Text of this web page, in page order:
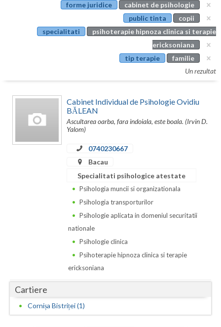
Cluj
Constanta
Ialomita
forme juridice
cabinet de psihologie
public tinta
copii
specialitati
psihoterapie hipnoza clinica si terapie
ericksoniana
tip terapie
familie
Un rezultat
Cabinet Individual de Psihologie Ovidiu
BĂLEAN
Ascultarea oarba, fara indoiala, este boala. (Irvin D.
Yalom)
0740230667
Bacau
Specialitati psihologice atestate
Psihologia muncii si organizationala
Psihologia transporturilor
Psihologie aplicata in domeniul securitatii
nationale
Psihologie clinica
Psihoterapie hipnoza clinica si terapie
ericksoniana
Cartiere
Cornișa Bistriței (1)